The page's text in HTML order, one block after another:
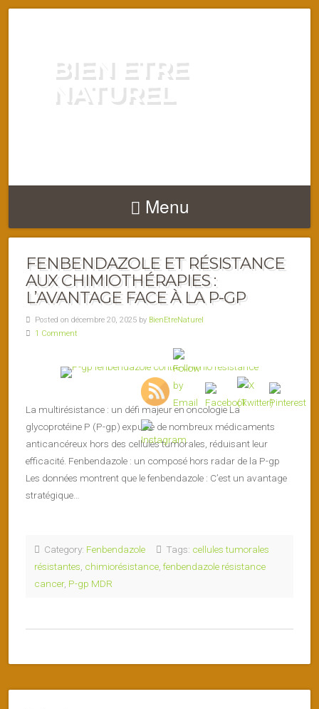
BIEN ETRE
NATUREL
Menu
FENBENDAZOLE ET RÉSISTANCE
AUX CHIMIOTHÉRAPIES :
L’AVANTAGE FACE À LA P-GP
Posted on décembre 20, 2025 by BienEtreNaturel
1 Comment
La multirésistance : un défi majeur en oncologie La
glycoprotéine P (P-gp) expulse de nombreux médicaments
anticancéreux hors des cellules tumorales, réduisant leur
efficacité. Fenbendazole : un composé hors radar de la P-gp
Les données montrent que le fenbendazole : C’est un avantage
stratégique…
Category: Fenbendazole Tags: cellules tumorales
résistantes chimiorésistance fenbendazole résistance
cancer, P-gp MDR